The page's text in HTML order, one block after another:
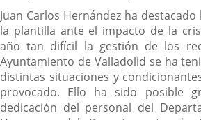
Juan Carlos Hernández ha
la plantilla ante el impacto de la
año tan difícil la gestión de los
Ayuntamiento de Valladolid se ha
distintas situaciones y
provocado. Ello ha sido posible
dedicación del personal del